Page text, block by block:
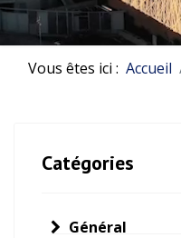
Vous êtes ici : Accueil
Catégories
Général